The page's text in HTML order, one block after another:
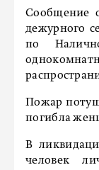
Сообщение
дежурного
по
Пожар
погибла
В
человек